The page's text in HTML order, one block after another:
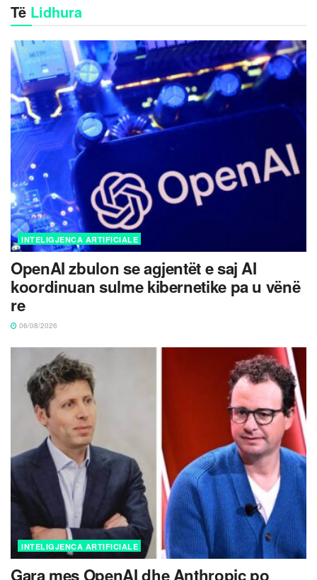
Të Lidhura
INTELIGJENCA ARTIFICIALE
OpenAI zbulon se agjentët e saj AI
koordinuan sulme kibernetike pa u vënë
re
06/08/2026
INTELIGJENCA ARTIFICIALE
Gara mes OpenAI dhe Anthropic po